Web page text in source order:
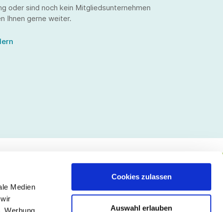
Medien
Cookies zulassen
Auswahl erlauben
oder sind noch kein Mitgliedsunternehmen
Ihnen gerne weiter.
Sie uns